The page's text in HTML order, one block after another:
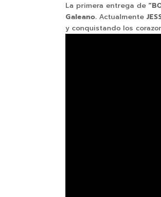
La primera entrega de
Galeano.Actualmente
y conquistando los